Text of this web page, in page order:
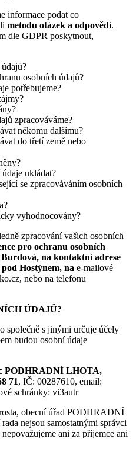
informace podat co
metodu otázek a odpovědí.
dle GDPR poskytnout,
osobních údajů?
potřebujeme?
zpracováváme?
někomu dalšímu?
do třetí země nebo
ukládat?
se zpracováváním osobních
vyhodnocovány?
zpracování vašich osobních
pro ochranu osobních
na kontaktní adrese
Hostýnem, na e-mailové
nebo na telefonu
ÚDAJŮ?
společně s jinými určuje účely
budou osobní údaje
PODHRADNÍ LHOTA,
71, IČ: 00287610, email:
schránky: vi3autr
obecní úřad PODHRADNÍ
nejsou samostatnými správci
ani za příjemce ani